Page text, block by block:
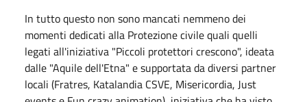
In tutto questo non sono mancati nemmeno dei
momenti dedicati alla Protezione civile quali quelli
legati all'iniziativa "Piccoli protettori crescono", ideata
dalle "Aquile dell'Etna" e supportata da diversi partner
locali (Fratres, Katalandia CSVE, Misericordia, Just